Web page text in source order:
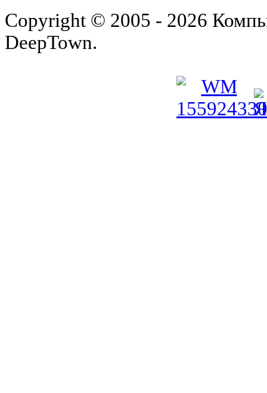
Copyright © 2005 - 2026
DeepTown.